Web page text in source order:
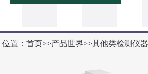
高配款噬菌体穿透抗渗透测试仪
位置： 首页>>产品世界>>其他类检测仪器